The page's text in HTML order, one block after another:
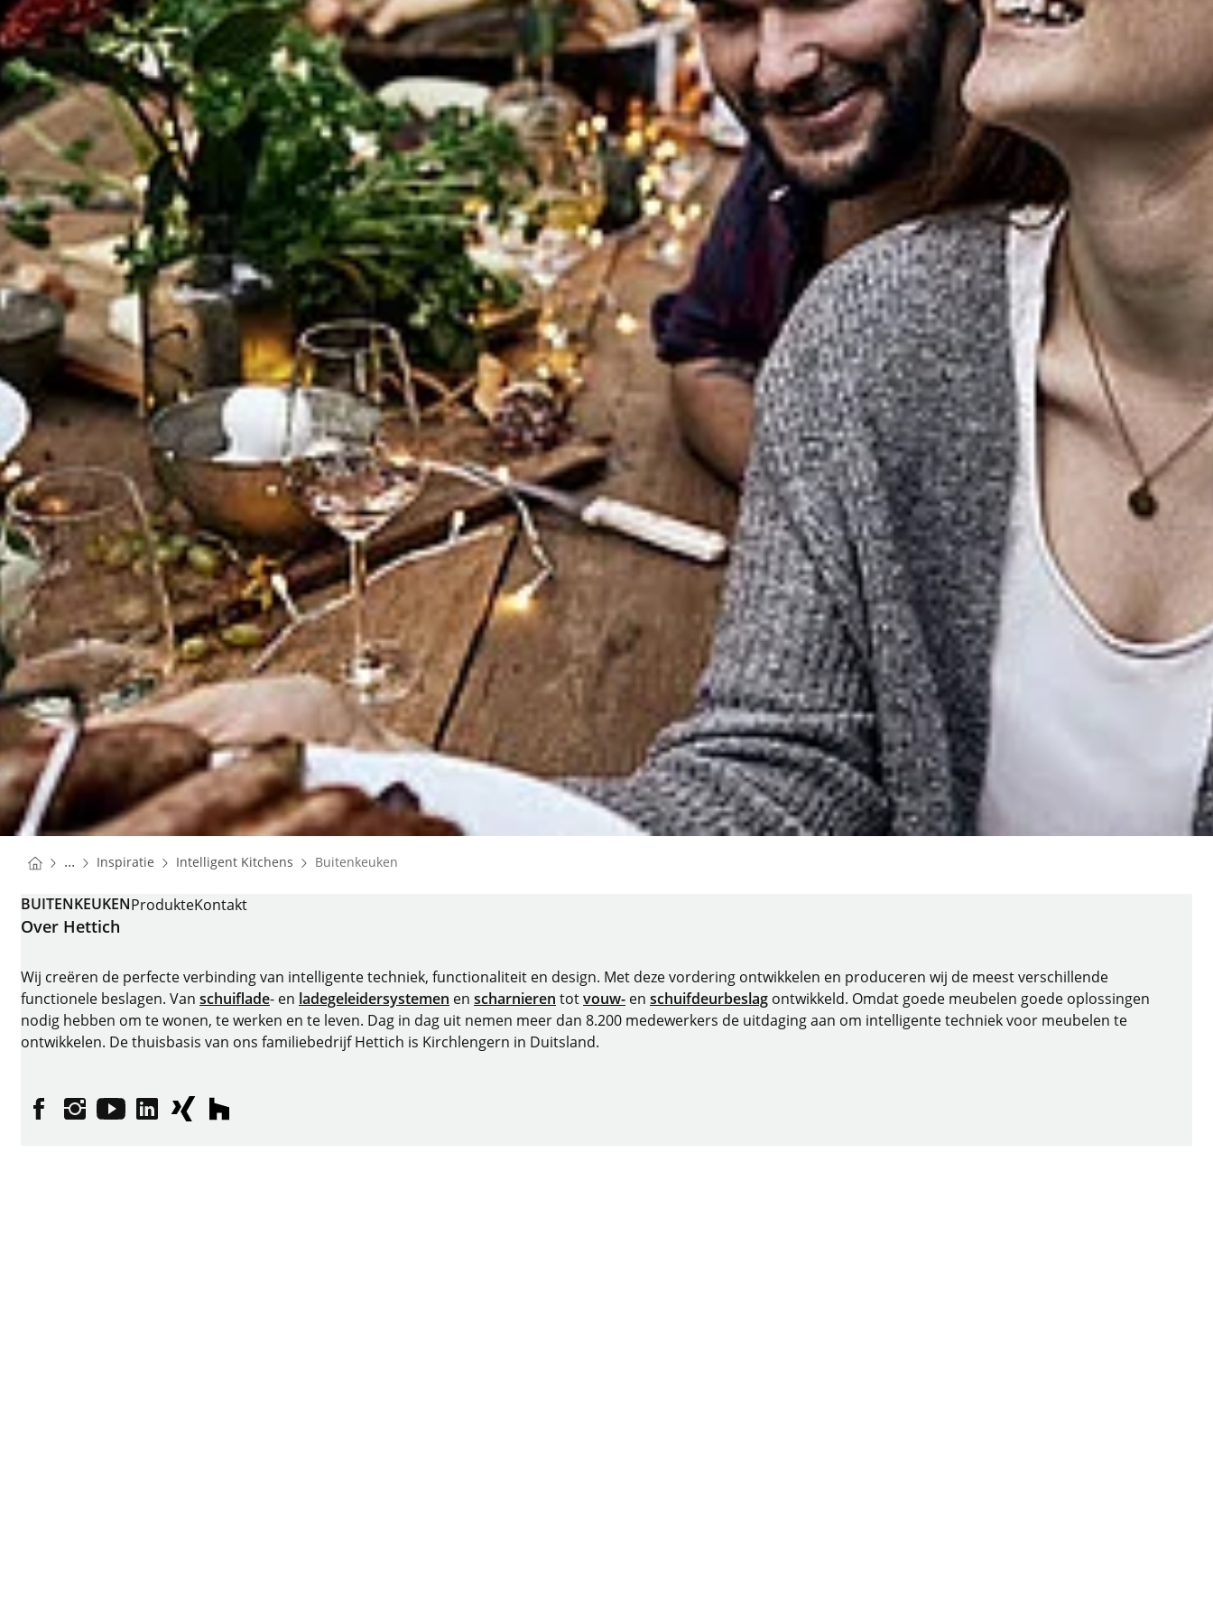
You are here:
Homepage
... Inspiratie Homepage
Intelligent Kitchens Homepage
Buitenkeuken
BUITENKEUKENProdukteKontakt
Over Hettich
Wij creëren de perfecte verbinding van intelligente techniek, functionaliteit en design. Met deze vordering ontwikkelen en produceren wij de meest verschillende
functionele beslagen. Van schuiflade- en ladegeleidersystemen en scharnieren totvouw- en schuifdeurbeslag ontwikkeld. Omdat goede meubelen goede oplossingen
nodig hebben om te wonen, te werken en te leven. Dag in dag uit nemen meer dan 8.200 medewerkers de uitdaging aan om intelligente techniek voor meubelen te
ontwikkelen. De thuisbasis van ons familiebedrijf Hettich is Kirchlengern in Duitsland.
FacebookInstagram
YouTubeLinkedInXINGhouzz